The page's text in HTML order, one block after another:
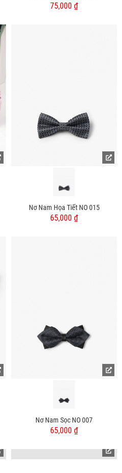
75,000 ₫
Nơ Nam Họa Tiết NO 015
65,000 ₫
Nơ Nam Sọc NO 007
65,000 ₫